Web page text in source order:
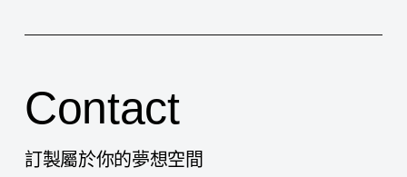
Contact
訂製屬於你的夢想空間